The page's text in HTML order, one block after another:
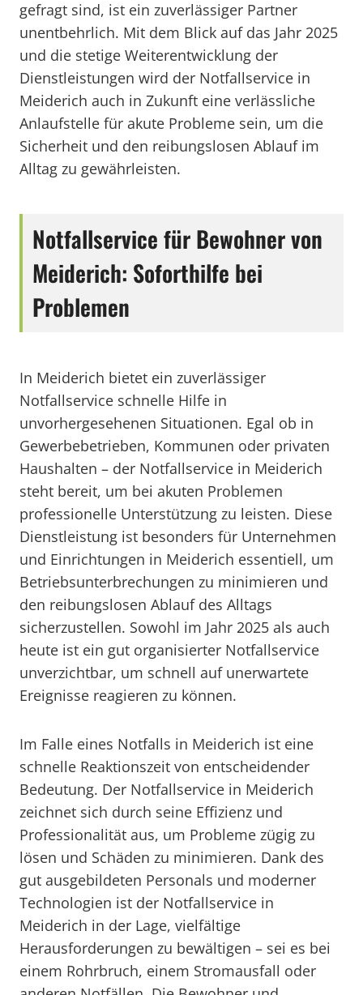
gefragt sind, ist ein zuverlässiger Partner
unentbehrlich. Mit dem Blick auf das Jahr 2025
und die stetige Weiterentwicklung der
Dienstleistungen wird der Notfallservice in
Meiderich auch in Zukunft eine verlässliche
Anlaufstelle für akute Probleme sein, um die
Sicherheit und den reibungslosen Ablauf im
Alltag zu gewährleisten.
Notfallservice für Bewohner von
Meiderich: Soforthilfe bei
Problemen
In Meiderich bietet ein zuverlässiger
Notfallservice schnelle Hilfe in
unvorhergesehenen Situationen. Egal ob in
Gewerbebetrieben, Kommunen oder privaten
Haushalten – der Notfallservice in Meiderich
steht bereit, um bei akuten Problemen
professionelle Unterstützung zu leisten. Diese
Dienstleistung ist besonders für Unternehmen
und Einrichtungen in Meiderich essentiell, um
Betriebsunterbrechungen zu minimieren und
den reibungslosen Ablauf des Alltags
sicherzustellen. Sowohl im Jahr 2025 als auch
heute ist ein gut organisierter Notfallservice
unverzichtbar, um schnell auf unerwartete
Ereignisse reagieren zu können.
Im Falle eines Notfalls in Meiderich ist eine
schnelle Reaktionszeit von entscheidender
Bedeutung. Der Notfallservice in Meiderich
zeichnet sich durch seine Effizienz und
Professionalität aus, um Probleme zügig zu
lösen und Schäden zu minimieren. Dank des
gut ausgebildeten Personals und moderner
Technologien ist der Notfallservice in
Meiderich in der Lage, vielfältige
Herausforderungen zu bewältigen – sei es bei
einem Rohrbruch, einem Stromausfall oder